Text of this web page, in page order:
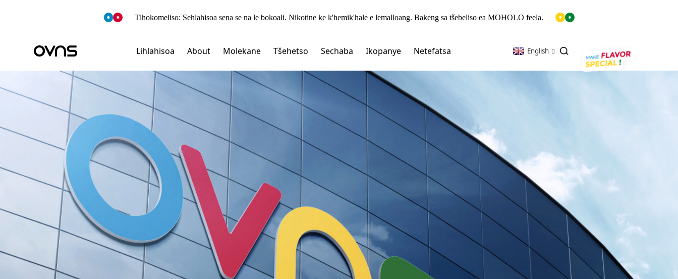
Tlhokomeliso: Sehlahisoa sena se na le bokoali. Nikotine ke k'hemik'hale e lemalloang. Bakeng sa tšebeliso ea MOHOLO feela.
Lihlahisoa
Pula-maliboho
PRIME
About Molekane Tšehetso Sechaba Ikopanye Netefatsa English